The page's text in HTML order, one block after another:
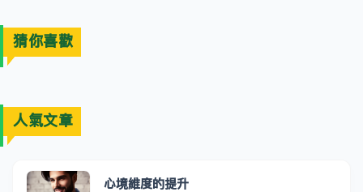
猜你喜歡
人氣文章
心境維度的提升